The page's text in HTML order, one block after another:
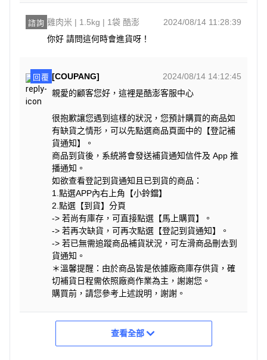
諮詢 雞肉米 | 1.5kg | 1袋 酷澎
2024/08/14 11:28:39
你好 請問這何時會進貨呀！
回覆 [COUPANG]
2024/08/14 14:12:45
親愛的顧客您好，這裡是酷澎客服中心
很抱歉讓您遇到這樣的狀況，您預計購買的商品如
有缺貨之情形，可以先點選商品頁面中的【登記補
貨通知】。
商品到貨後，系統將會發送補貨通知信件及 App 推
播通知。
如欲查看登記到貨通知且已到貨的商品：
1.點選APP內右上角【小鈴鐺】
2.點選【到貨】分頁
-> 若尚有庫存，可直接點選【馬上購買】。
-> 若再次缺貨，可再次點選【登記到貨通知】。
-> 若已無需追蹤商品補貨狀況，可左滑商品刪去到
貨通知。
＊溫馨提醒：由於商品皆是依據廠商庫存供貨，確
切補貨日程需依照廠商作業為主，謝謝您。
購買前，請您參考上述說明，謝謝。
查看全部